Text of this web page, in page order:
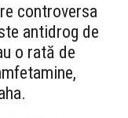
controversa
antidrog de
o rată de